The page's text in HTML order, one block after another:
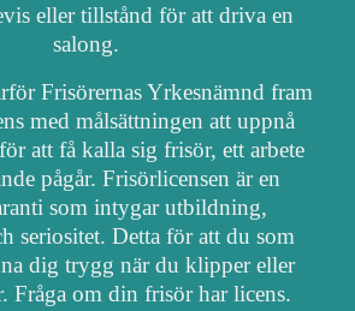
eller tillstånd för att driva en
salong.
Frisörernas Yrkesnämnd fram
med målsättningen att uppnå
att få kalla sig frisör, ett arbete
pågår. Frisörlicensen är en
som intygar utbildning,
seriositet. Detta för att du som
dig trygg när du klipper eller
Fråga om din frisör har licens.